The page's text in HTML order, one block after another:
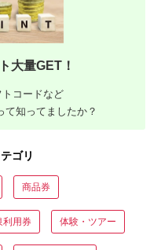
大量GET！
コードなど
て知ってましたか？
ゴリ
商品券
利用券 体験・ツアー